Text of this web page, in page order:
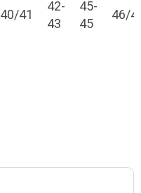
40/41
42-
43
45-
45
46/